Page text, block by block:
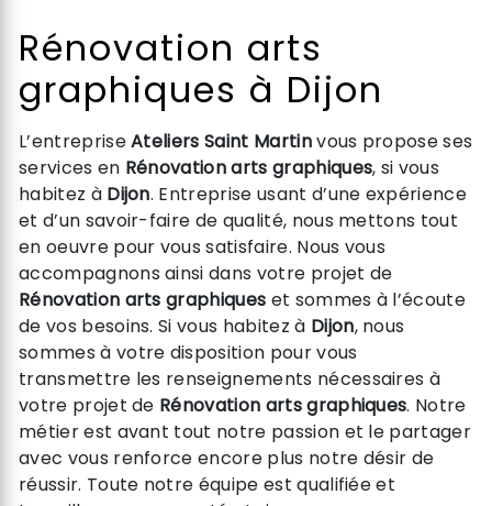
Rénovation arts
graphiques à Dijon
L’entrepriseAteliers Saint Martinvous propose ses
services en Rénovation arts graphiques, si vous
habitez à Dijon. Entreprise usant d’une expérience
et d’un savoir-faire de qualité, nous mettons tout
en oeuvre pour vous satisfaire. Nous vous
accompagnons ainsi dans votre projet de
Rénovation arts graphiques et sommes à l’écoute
de vos besoins. Si vous habitez à Dijon, nous
sommes à votre disposition pour vous
transmettre les renseignements nécessaires à
votre projet de Rénovation arts graphiques. Notre
métier est avant tout notre passion et le partager
avec vous renforce encore plus notre désir de
réussir. Toute notre équipe est qualifiée et